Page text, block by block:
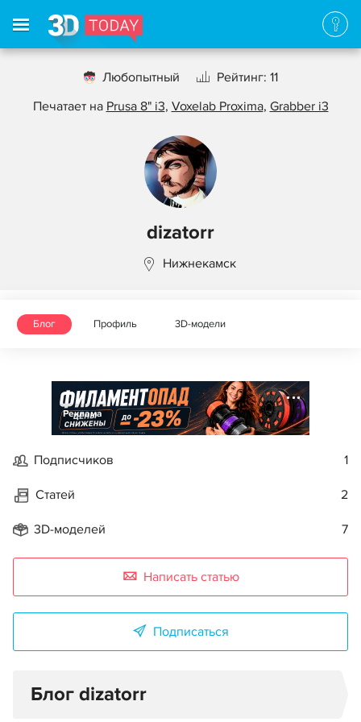
Любопытный
Рейтинг: 11
Печатает на Prusa 8" i3, Voxelab Proxima, Grabber i3
dizatorr
Нижнекамск
Блог Профиль 3D-модели
Реклама
Подписчиков 1
Статей 2
3D-моделей 7
Написать статью
Подписаться
Блог dizatorr